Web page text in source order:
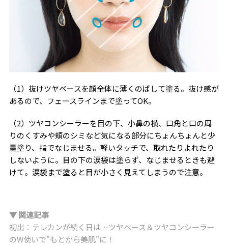
（1）抜けツヤベースを顔全体に薄くのばして塗る。抜け感が
あるので、フェースラインまで塗ってOK。
（2）ツヤコンシーラーを目の下、小鼻の横、口角と口の周
りのくすみや頬のシミなど気になる部分にちょんちょんと少
量塗り、指でなじませる。軽いタッチで、取れたりよれたり
しないように。目の下の涙袋は塗らず、なじませるときも避
けて。涙袋まで塗ると目が小さく見えてしまうので注意。
▼ 関連記事
初出：テレカンが続く日は…ツヤベース＆ツヤコンシーラー
のW使いで"もとから美肌"に！